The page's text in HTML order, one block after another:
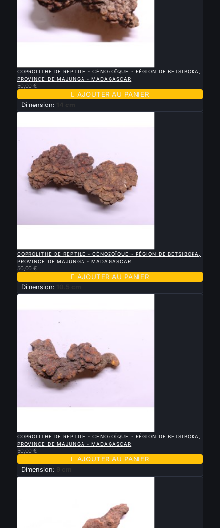
COPROLITHE DE REPTILE - CÉNOZOÏQUE - RÉGION DE BETSIBOKA,
PROVINCE DE MAJUNGA - MADAGASCAR
50,00 €
 AJOUTER AU PANIER
Dimension: 14 cm
COPROLITHE DE REPTILE - CÉNOZOÏQUE - RÉGION DE BETSIBOKA,
PROVINCE DE MAJUNGA - MADAGASCAR
50,00 €
 AJOUTER AU PANIER
Dimension: 10.5 cm
COPROLITHE DE REPTILE - CÉNOZOÏQUE - RÉGION DE BETSIBOKA,
PROVINCE DE MAJUNGA - MADAGASCAR
50,00 €
 AJOUTER AU PANIER
Dimension: 9 cm